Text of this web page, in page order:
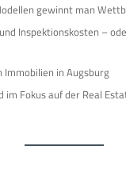
gewinnt man
Inspektionskosten –
Immobilien in Augsburg
im Fokus auf der Real